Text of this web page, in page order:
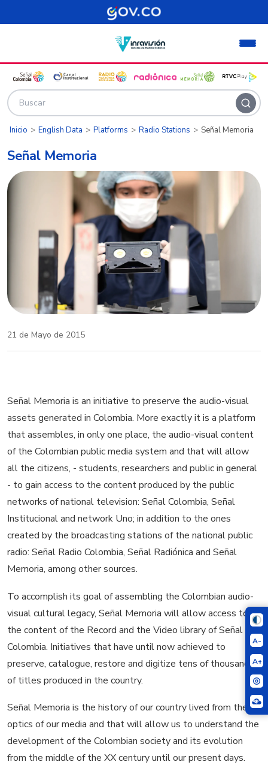
Pasar al contenido principal
A-
A+
Inicio English Data Platforms Radio Stations Señal Memoria
Señal Memoria
21 de Mayo de 2015
Señal Memoria is an initiative to preserve the audio-visual
assets generated in Colombia. More exactly it is a platform
that assembles, in only one place, the audio-visual content
of the Colombian public media system and that will allow
all the citizens, - students, researchers and public in general
- to gain access to the content produced by the public
networks of national television: Señal Colombia, Señal
Institucional and network Uno; in addition to the ones
created by the broadcasting stations of the national public
radio: Señal Radio Colombia, Señal Radiónica and Señal
Memoria, among other sources.
To accomplish its goal of assembling the Colombian audio-
visual cultural legacy, Señal Memoria will allow access to
the content of the Record and the Video library of Señal
Colombia. Initiatives that have until now achieved to
preserve, catalogue, restore and digitize tens of thousands
of titles produced in the country.
Señal Memoria is the history of our country lived from the
optics of our media and that will allow us to understand the
development of the Colombian society and its evolution
from the middle of the XX century until our present days.